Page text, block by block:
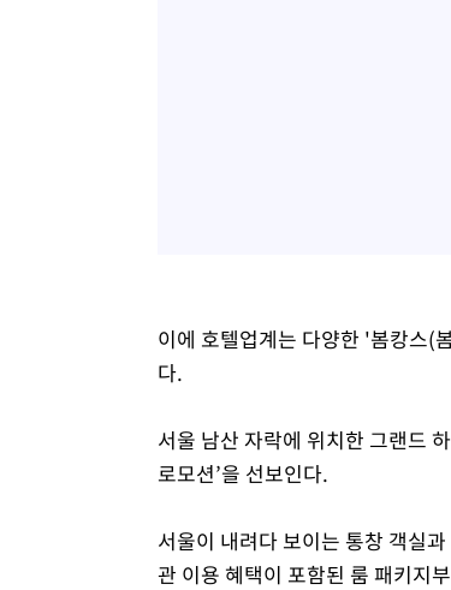
이에 호텔업계는 다양한 '봄캉스(
다.
서울 남산 자락에 위치한 그랜드
로모션’을 선보인다.
서울이 내려다 보이는 통창 객실
관 이용 혜택이 포함된 룸 패키지